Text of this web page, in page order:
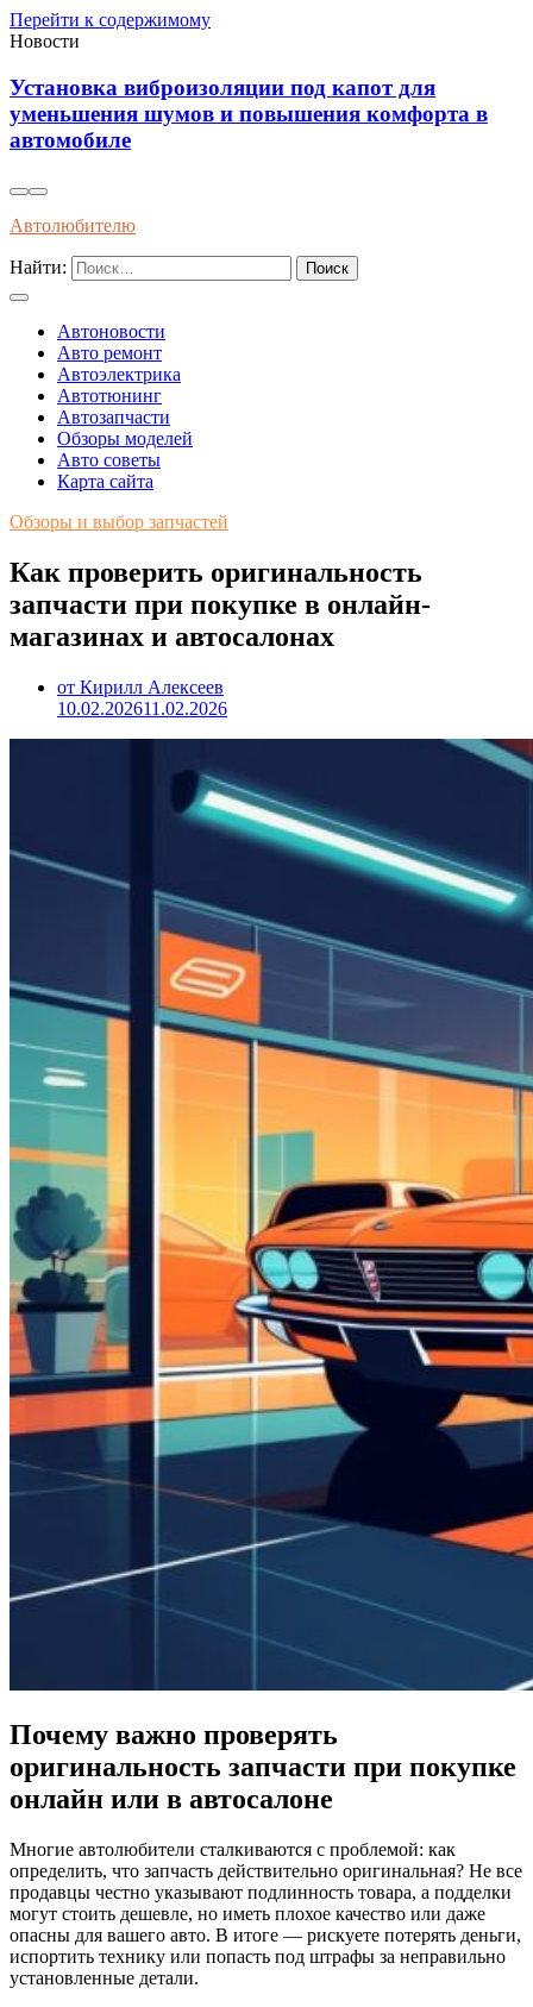
Перейти к содержимому
Новости
Влияние современного топлива на износ и
долговечность двигателей внутреннего сгорания
Автолюбителю
Найти:
Автоновости
Авто ремонт
Автоэлектрика
Автотюнинг
Автозапчасти
Обзоры моделей
Авто советы
Карта сайта
Обзоры и выбор запчастей
Как проверить оригинальность
запчасти при покупке в онлайн-
магазинах и автосалонах
от Кирилл Алексеев
10.02.202611.02.2026
Почему важно проверять
оригинальность запчасти при покупке
онлайн или в автосалоне
Многие автолюбители сталкиваются с проблемой: как
определить, что запчасть действительно оригинальная? Не все
продавцы честно указывают подлинность товара, а подделки
могут стоить дешевле, но иметь плохое качество или даже
опасны для вашего авто. В итоге — рискуете потерять деньги,
испортить технику или попасть под штрафы за неправильно
установленные детали.